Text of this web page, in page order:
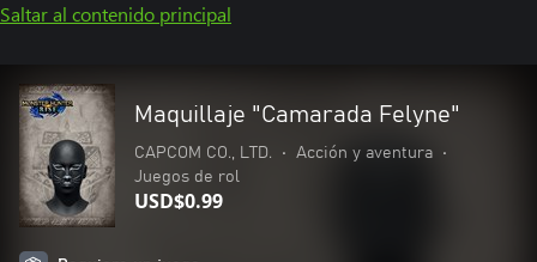
Saltar al contenido principal
Maquillaje "Camarada Felyne"
CAPCOM CO., LTD. • Acción y aventura
•
Juegos de rol
USD$0.99